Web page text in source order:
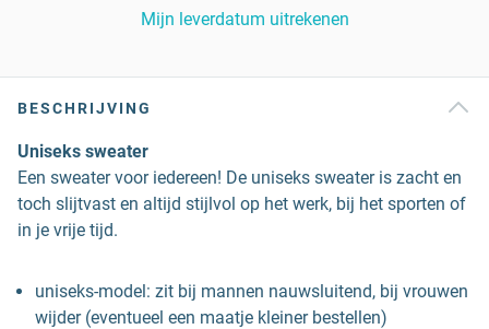
Mijn leverdatum uitrekenen
BESCHRIJVING
Uniseks sweater
Een sweater voor iedereen! De uniseks sweater is zacht en
toch slijtvast en altijd stijlvol op het werk, bij het sporten of
in je vrije tijd.
uniseks-model: zit bij mannen nauwsluitend, bij vrouwen
wijder (eventueel een maatje kleiner bestellen)